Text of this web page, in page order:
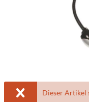
Dieser Artikel